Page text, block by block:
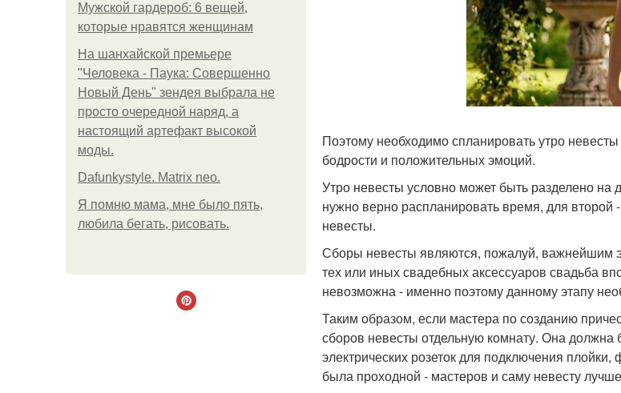
Мужской гардероб: 6 вещей,
которые нравятся женщинам
На шанхайской премьере
"Человека - Паука: Совершенно
Новый День" зендея выбрала не
просто очередной наряд, а
настоящий артефакт высокой
моды.
Dafunkystyle. Matrix neo.
Я помню мама, мне было пять,
любила бегать, рисовать.
Поэтому необходимо спланировать утро
бодрости и положительных эмоций.
Утро невесты условно может быть разделено на
нужно верно распланировать время, для второй
невесты.
Сборы невесты являются, пожалуй, важнейшим
тех или иных свадебных аксессуаров свадьба
невозможна - именно поэтому данному этапу
Таким образом, если мастера по созданию
сборов невесты отдельную комнату. Она должна
электрических розеток для подключения
была проходной - мастеров и саму невесту